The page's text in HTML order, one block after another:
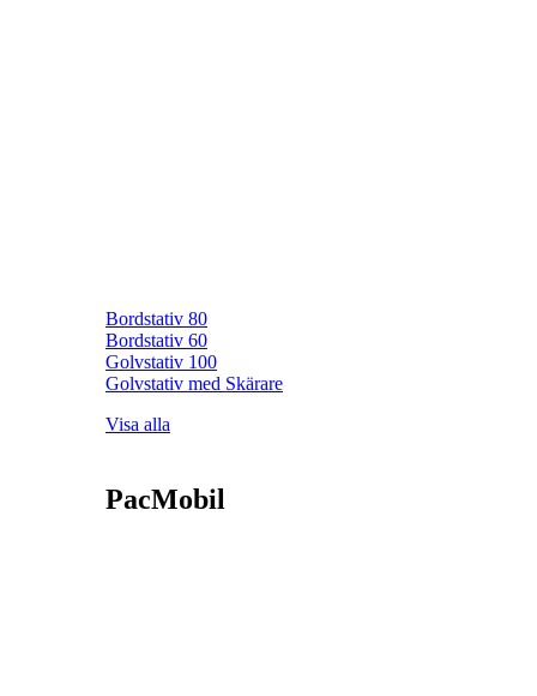
Bordstativ 80
Bordstativ 60
Golvstativ 100
Golvstativ med Skärare
Visa alla
PacMobil